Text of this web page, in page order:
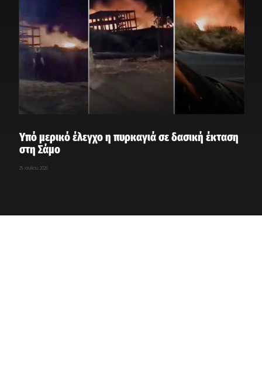
Υπό μερικό έλεγχο η πυρκαγιά σε δασική έκταση
στη Σάμο
25 Ιουλίου, 2026